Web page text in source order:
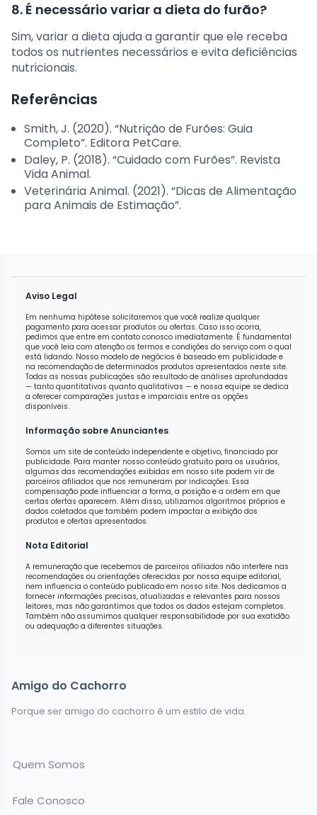
8. É necessário variar a dieta do furão?
Sim, variar a dieta ajuda a garantir que ele receba
todos os nutrientes necessários e evita deficiências
nutricionais.
Referências
Smith, J. (2020). “Nutrição de Furões: Guia
Completo”. Editora PetCare.
Daley, P. (2018). “Cuidado com Furões”. Revista
Vida Animal.
Veterinária Animal. (2021). “Dicas de Alimentação
para Animais de Estimação”.
Aviso Legal
Em nenhuma hipótese solicitaremos que você realize qualquer
pagamento para acessar produtos ou ofertas. Caso isso ocorra,
pedimos que entre em contato conosco imediatamente. É fundamental
que você leia com atenção os termos e condições do serviço com o qual
está lidando. Nosso modelo de negócios é baseado em publicidade e
na recomendação de determinados produtos apresentados neste site.
Todas as nossas publicações são resultado de análises aprofundadas
— tanto quantitativas quanto qualitativas — e nossa equipe se dedica
a oferecer comparações justas e imparciais entre as opções
disponíveis.
Informação sobre Anunciantes
Somos um site de conteúdo independente e objetivo, financiado por
publicidade. Para manter nosso conteúdo gratuito para os usuários,
algumas das recomendações exibidas em nosso site podem vir de
parceiros afiliados que nos remuneram por indicações. Essa
compensação pode influenciar a forma, a posição e a ordem em que
certas ofertas aparecem. Além disso, utilizamos algoritmos próprios e
dados coletados que também podem impactar a exibição dos
produtos e ofertas apresentados.
Nota Editorial
A remuneração que recebemos de parceiros afiliados não interfere nas
recomendações ou orientações oferecidas por nossa equipe editorial,
nem influencia o conteúdo publicado em nosso site. Nos dedicamos a
fornecer informações precisas, atualizadas e relevantes para nossos
leitores, mas não garantimos que todos os dados estejam completos.
Também não assumimos qualquer responsabilidade por sua exatidão
ou adequação a diferentes situações.
Amigo do Cachorro
Porque ser amigo do cachorro é um estilo de vida.
Quem Somos
Fale Conosco